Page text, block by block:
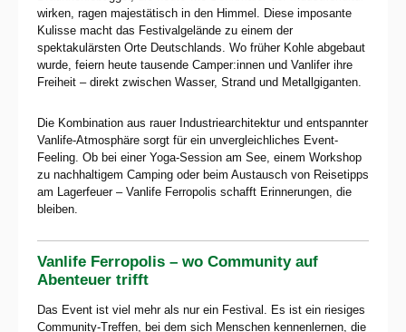
wirken, ragen majestätisch in den Himmel. Diese imposante
Kulisse macht das Festivalgelände zu einem der
spektakulärsten Orte Deutschlands. Wo früher Kohle abgebaut
wurde, feiern heute tausende Camper:innen und Vanlifer ihre
Freiheit – direkt zwischen Wasser, Strand und Metallgiganten.
Die Kombination aus rauer Industriearchitektur und entspannter
Vanlife-Atmosphäre sorgt für ein unvergleichliches Event-
Feeling. Ob bei einer Yoga-Session am See, einem Workshop
zu nachhaltigem Camping oder beim Austausch von Reisetipps
am Lagerfeuer – Vanlife Ferropolis schafft Erinnerungen, die
bleiben.
Vanlife Ferropolis – wo Community auf
Abenteuer trifft
Das Event ist viel mehr als nur ein Festival. Es ist ein riesiges
Community-Treffen, bei dem sich Menschen kennenlernen, die